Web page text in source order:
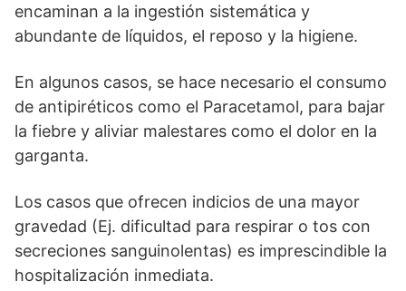
encaminan a la ingestión sistemática y
abundante de líquidos, el reposo y la higiene.
En algunos casos, se hace necesario el consumo
de antipiréticos como el Paracetamol, para bajar
la fiebre y aliviar malestares como el dolor en la
garganta.
Los casos que ofrecen indicios de una mayor
gravedad (Ej. dificultad para respirar o tos con
secreciones sanguinolentas) es imprescindible la
hospitalización inmediata.